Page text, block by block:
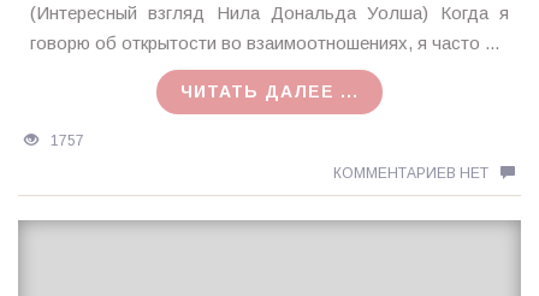
Ирина
MagicTantra
(Интересный взгляд Нила Дональда Уолша) Когда я
говорю об открытости во взаимоотношениях, я часто ...
ЧИТАТЬ ДАЛЕЕ ...
1757
КОММЕНТАРИЕВ НЕТ